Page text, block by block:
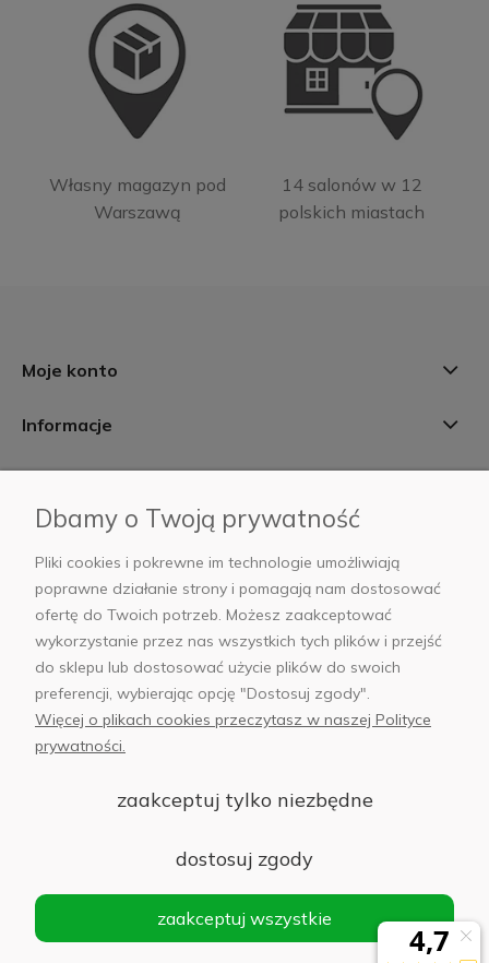
Własny magazyn pod
Warszawą
14 salonów w 12
polskich miastach
Moje konto
Informacje
AB Foto
sklep@abfoto.pl
+48 797 971 275
© 2025 Wszelkie prawa zastrzeżone. Serwis własnością:
Sp. z o.o.
Siedziba: 02-486 WARSZAWA, Al. Jerozolimskie 176, NIP
1132646403 KRS nr 0000271999
Dbamy o Twoją prywatność
Pliki cookies i pokrewne im technologie umożliwiają
poprawne działanie strony i pomagają nam dostosować
ofertę do Twoich potrzeb. Możesz zaakceptować
wykorzystanie przez nas wszystkich tych plików i przejść
do sklepu lub dostosować użycie plików do swoich
preferencji, wybierając opcję "Dostosuj zgody".
Więcej o plikach cookies przeczytasz w naszej Polityce
prywatności.
zaakceptuj tylko niezbędne
dostosuj zgody
zaakceptuj wszystkie